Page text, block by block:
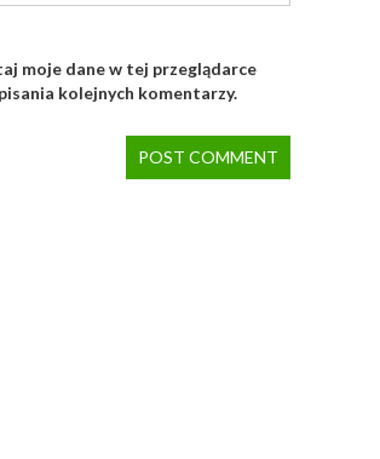
moje dane w tej przeglądarce
kolejnych komentarzy.